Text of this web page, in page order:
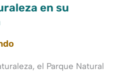
en su
el Parque Natural